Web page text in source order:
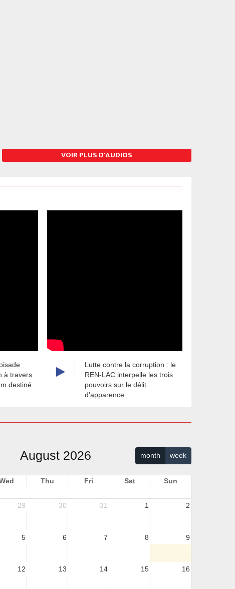
VOIR PLUS D'AUDIOS
à travers
destiné
Lutte contre la corruption : le
REN-LAC interpelle les trois
pouvoirs sur le délit
d'apparence
August 2026 month week
Thu Fri Sat Sun
29 30 31 1 2
5 6 7 8 9
12 13 14 15 16